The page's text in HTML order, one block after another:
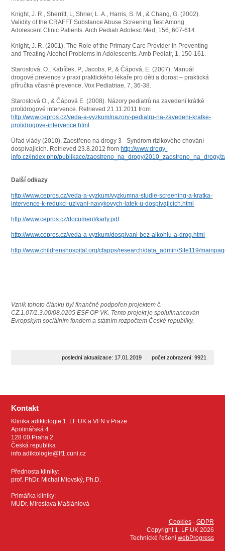
Knight, J. R., Sherritt, L, Shrier, L. A., Harris, S. M., & Chang, G. (2002).
Validity of the CRAFFT Substance Abuse Screening Test Among
Adolescent Clinic Patients. Arch Pediatr Adolesc Med, 156, 607-614.
Knight, J. R. (2001). The Role of the Primary Care Provider in Preventing
and Treating Alcohol Problems in Adolescents. Amb Pediatr, 1, 150-161.
Starostová, O., Kabíček, P., Jacobs, P., & Čápová, E. (2007). Manuál
drogové prevence v praxi praktického lékaře pro děti a dorost – praktická
příručka včasné prevence, Vox Pediatriae, 7, 36-38.
Starostová O., & Čápová E. (2008). Názory pediatrů na zavedení krátké
protidrogové intervence. Retrieved 21.11.2011 from
http://www.cepros.cz/veda-a-vyzkum/nazory-pediatru-na-zavedeni-kratke-
protidrogove-intervence.html
Úřad vlády (2010). Zaostřeno na drogy 3 - Syndrom rizikového chování
dospívajících. Retrieved 23.8.2012 from http://www.drogy-
info.cz/index.php/publikace/zaostreno_na_drogy/2010_zaostreno_na_drogy/
Další odkazy
http://www.cepros.cz/veda-a-vyzkum/vyzkumna-studie-screening-a-kratka-
intervence-k-redukci-uzivani-navykovych-latek-u-dospivajicich.html
http://www.cepros.cz/document/karty.pdf
http://www.cepros.cz/veda-a-vyzkum/dospivani-bez-alkohlu-a-drog.html
http://www.childrenshospital.org/cfapps/research/data_admin/Site119/
Vznik tohoto článku byl finančně podpořen projektem č.
CZ.1.07/1.3.00/08.0205 ESF OP VK. Tento projekt je spolufinancován
Evropským sociálním fondem a státním rozpočtem České republiky.
počet zobrazení: 9921
poslední aktualizace: 17.01.2019
Kontakt
Klinika adiktologie 1. LF UK a VFN v Praze
Apolinářská 4
128 00 Praha 2
Česká republika
info.adiktologie@lf1.cuni.cz
Přednosta kliniky:
prof. PhDr. Michal Miovský, Ph.D.
Primářka kliniky:
MUDr. Miroslava Mašlániová
Cookies- GDPR
Copyright 1. LF UK 2026
Technické řešení webProgress